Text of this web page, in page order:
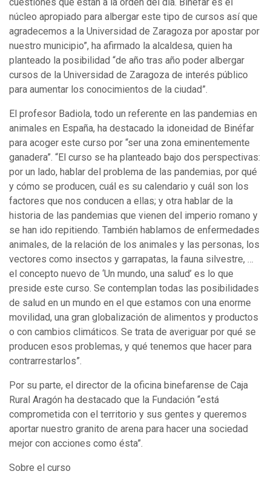
núcleo apropiado para albergar este tipo de cursos así que
agradecemos a la Universidad de Zaragoza por apostar por
nuestro municipio”, ha afirmado la alcaldesa, quien ha
planteado la posibilidad “de año tras año poder albergar
cursos de la Universidad de Zaragoza de interés público
para aumentar los conocimientos de la ciudad”.
El profesor Badiola, todo un referente en las pandemias en
animales en España, ha destacado la idoneidad de Binéfar
para acoger este curso por “ser una zona eminentemente
ganadera”. “El curso se ha planteado bajo dos perspectivas:
por un lado, hablar del problema de las pandemias, por qué
y cómo se producen, cuál es su calendario y cuál son los
factores que nos conducen a ellas; y otra hablar de la
historia de las pandemias que vienen del imperio romano y
se han ido repitiendo. También hablamos de enfermedades
animales, de la relación de los animales y las personas, los
vectores como insectos y garrapatas, la fauna silvestre, …
el concepto nuevo de ‘Un mundo, una salud’ es lo que
preside este curso. Se contemplan todas las posibilidades
de salud en un mundo en el que estamos con una enorme
movilidad, una gran globalización de alimentos y productos
o con cambios climáticos. Se trata de averiguar por qué se
producen esos problemas, y qué tenemos que hacer para
contrarrestarlos”.
Por su parte, el director de la oficina binefarense de Caja
Rural Aragón ha destacado que la Fundación “está
comprometida con el territorio y sus gentes y queremos
aportar nuestro granito de arena para hacer una sociedad
mejor con acciones como ésta”.
Sobre el curso